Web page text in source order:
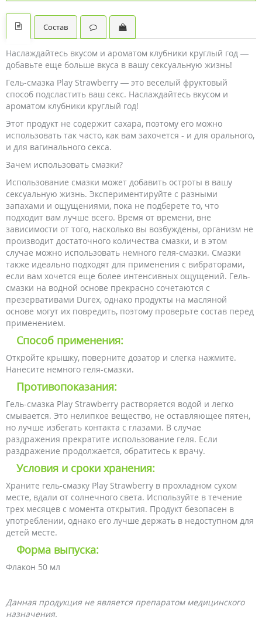
Состав
Наслаждайтесь вкусом и ароматом клубники круглый год —
добавьте еще больше вкуса в вашу сексуальную жизнь!
Гель-смазка Play Strawberry — это веселый фруктовый
способ подсластить ваш секс. Наслаждайтесь вкусом и
ароматом клубники круглый год!
Этот продукт не содержит сахара, поэтому его можно
использовать так часто, как вам захочется - и для орального,
и для вагинального секса.
Зачем использовать смазки?
Использование смазки может добавить остроты в вашу
сексуальную жизнь. Экспериментируйте с разными
запахами и ощущениями, пока не подберете то, что
подходит вам лучше всего. Время от времени, вне
зависимости от того, насколько вы возбуждены, организм не
производит достаточного количества смазки, и в этом
случае можно использовать немного геля-смазки. Смазки
также идеально подходят для применения с вибраторами,
если вам хочется еще более интенсивных ощущений. Гель-
смазки на водной основе прекрасно сочетаются с
презервативами Durex, однако продукты на масляной
основе могут их повредить, поэтому проверьте состав перед
применением.
Способ применения:
Откройте крышку, поверните дозатор и слегка нажмите.
Нанесите немного геля-смазки.
Противопоказания:
Гель-смазка Play Strawberry растворяется водой и легко
смывается. Это нелипкое вещество, не оставляющее пятен,
но лучше избегать контакта с глазами. В случае
раздражения прекратите использование геля. Если
раздражение продолжается, обратитесь к врачу.
Условия и сроки хранения:
Храните гель-смазку Play Strawberry в прохладном сухом
месте, вдали от солнечного света. Используйте в течение
трех месяцев с момента открытия. Продукт безопасен в
употреблении, однако его лучше держать в недоступном для
детей месте.
Форма выпуска:
Флакон 50 мл
Данная продукция не является препаратом медицинского
назначения.